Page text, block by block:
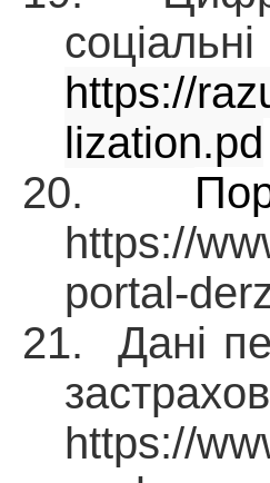
https://
lization.pd
20.
https://
portal-
21. Дані
https://